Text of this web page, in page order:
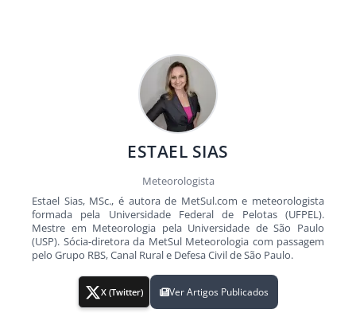
ESTAEL SIAS
Meteorologista
Estael Sias, MSc., é autora de MetSul.com e meteorologista
formada pela Universidade Federal de Pelotas (UFPEL).
Mestre em Meteorologia pela Universidade de São Paulo
(USP). Sócia-diretora da MetSul Meteorologia com passagem
pelo Grupo RBS, Canal Rural e Defesa Civil de São Paulo.
X (Twitter) Ver Artigos Publicados